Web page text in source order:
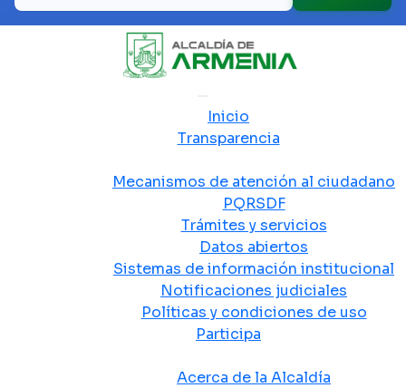
Inicio
Transparencia
Mecanismos de atención al ciudadano
PQRSDF
Trámites y servicios
Datos abiertos
Sistemas de información institucional
Notificaciones judiciales
Políticas y condiciones de uso
Participa
Acerca de la Alcaldía